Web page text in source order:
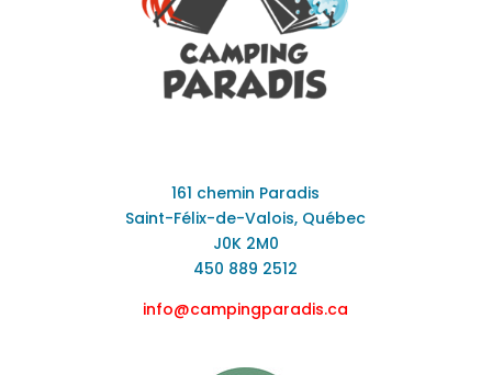
161 chemin Paradis
Saint-Félix-de-Valois, Québec
J0K 2M0
450 889 2512
info@campingparadis.ca